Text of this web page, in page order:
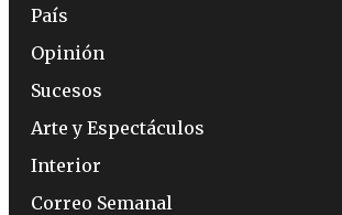
País
Opinión
Sucesos
Arte y Espectáculos
Interior
Correo Semanal